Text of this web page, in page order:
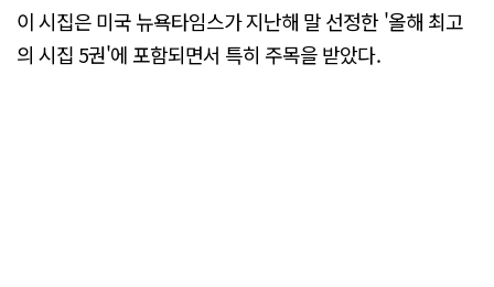
이 시집은 미국 뉴욕타임스가 지난해 말 선정한 '올해 최고
의 시집 5권'에 포함되면서 특히 주목을 받았다.